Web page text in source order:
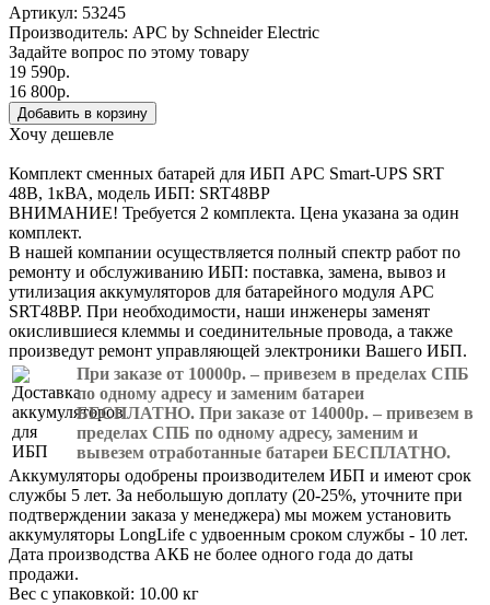
Артикул: 53245
Производитель: APC by Schneider Electric
Задайте вопрос по этому товару
19 590р.
16 800р.
Хочу дешевле
Комплект сменных батарей для ИБП APC Smart-UPS SRT
48В, 1кВА, модель ИБП: SRT48BP
ВНИМАНИЕ! Требуется 2 комплекта. Цена указана за один
комплект.
В нашей компании осуществляется полный спектр работ по
ремонту и обслуживанию ИБП: поставка, замена, вывоз и
утилизация аккумуляторов для батарейного модуля APC
SRT48BP. При необходимости, наши инженеры заменят
окислившиеся клеммы и соединительные провода, а также
произведут ремонт управляющей электроники Вашего ИБП.
При заказе от 10000р. – привезем в пределах СПБ
по одному адресу и заменим батареи
БЕСПЛАТНО. При заказе от 14000р. – привезем в
пределах СПБ по одному адресу, заменим и
вывезем отработанные батареи БЕСПЛАТНО.
Аккумуляторы одобрены производителем ИБП и имеют срок
службы 5 лет. За небольшую доплату (20-25%, уточните при
подтверждении заказа у менеджера) мы можем установить
аккумуляторы LongLife с удвоенным сроком службы - 10 лет.
Дата производства АКБ не более одного года до даты
продажи.
Вес с упаковкой: 10.00 кг